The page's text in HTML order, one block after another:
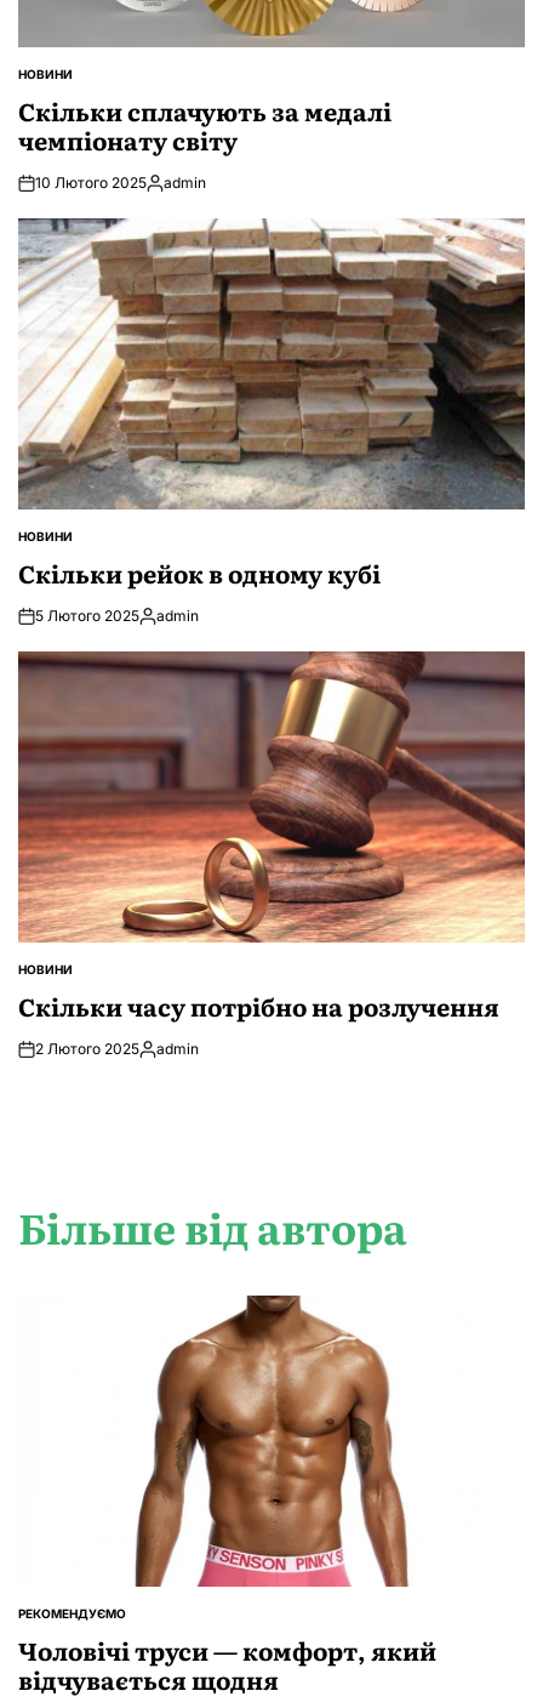
ОПУБЛІКУВАТИ
НОВИНИ
Скільки сплачують за медалі
чемпіонату світу
10 Лютого 2025Опубліковано
admin
ОПУБЛІКУВАТИ
НОВИНИ
Скільки рейок в одному кубі
5 Лютого 2025Опубліковано
admin
ОПУБЛІКУВАТИ
НОВИНИ
Скільки часу потрібно на розлучення
2 Лютого 2025Опубліковано
admin
Більше від автора
ОПУБЛІКУВАТИ
РЕКОМЕНДУЄМО
Чоловічі труси — комфорт, який
відчувається щодня